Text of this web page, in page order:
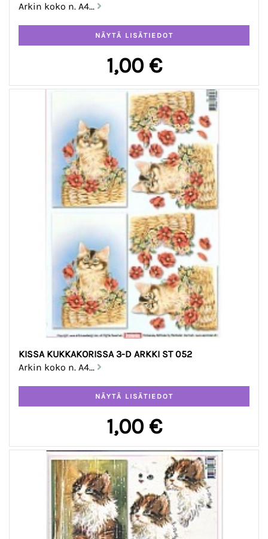
Arkin koko n. A4...
1,00 €
KISSA KUKKAKORISSA 3-D ARKKI ST 052
Arkin koko n. A4...
1,00 €